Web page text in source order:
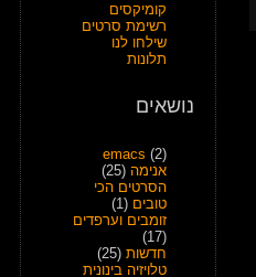
קומיקסים
רשימת סרטים
שילחו לנו
תלונות
נושאים
emacs (2)
אנימה (25)
הסרטים הכי
טובים (1)
זומבים וערפדים
(17)
חדשות (25)
טלויזיה בינונית